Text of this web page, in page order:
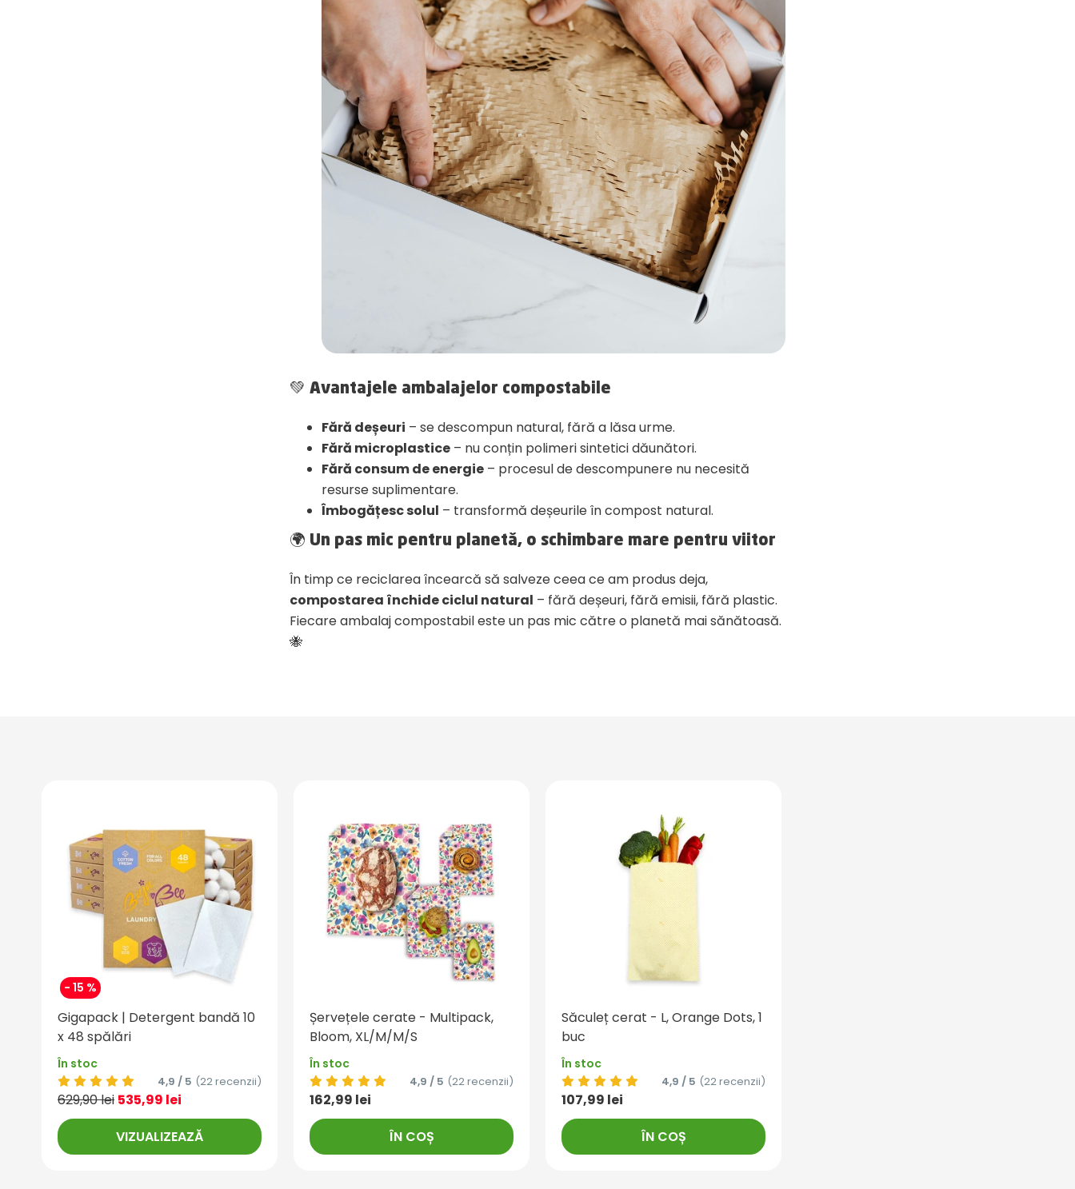
💚 Avantajele ambalajelor compostabile
Fără deșeuri – se descompun natural, fără a lăsa urme.
Fără microplastice – nu conțin polimeri sintetici dăunători.
Fără consum de energie – procesul de descompunere nu necesită
resurse suplimentare.
Îmbogățesc solul – transformă deșeurile în compost natural.
🌍 Un pas mic pentru planetă, o schimbare mare pentru viitor
În timp ce reciclarea încearcă să salveze ceea ce am produs deja,
compostarea închide ciclul natural – fără deșeuri, fără emisii, fără plastic.
Fiecare ambalaj compostabil este un pas mic către o planetă mai sănătoasă.
🐝
- 15 %
Gigapack | Detergent bandă 10
x 48 spălări
În stoc
4,9 / 5 (22 recenzii)
629,90 lei 535,99 lei
VIZUALIZEAZĂ
Șervețele cerate - Multipack,
Bloom, XL/M/M/S
În stoc
4,9 / 5 (22 recenzii)
162,99 lei
ÎN COȘ
Săculeț cerat - L, Orange Dots, 1
buc
În stoc
4,9 / 5 (22 recenzii)
107,99 lei
ÎN COȘ